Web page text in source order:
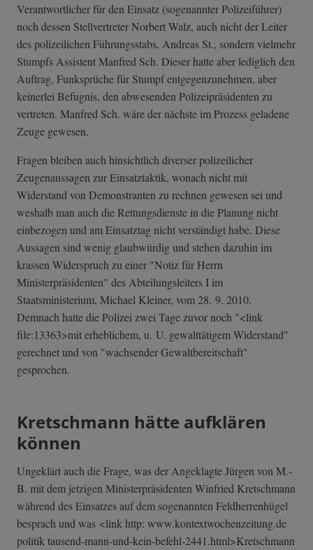
Verantwortlicher für den Einsatz (sogenannter Polizeiführer)
noch dessen Stellvertreter Norbert Walz, auch nicht der Leiter
des polizeilichen Führungsstabs, Andreas St., sondern vielmehr
Stumpfs Assistent Manfred Sch. Dieser hatte aber lediglich den
Auftrag, Funksprüche für Stumpf entgegenzunehmen, aber
keinerlei Befugnis, den abwesenden Polizeipräsidenten zu
vertreten. Manfred Sch. wäre der nächste im Prozess geladene
Zeuge gewesen.
Fragen bleiben auch hinsichtlich diverser polizeilicher
Zeugenaussagen zur Einsatztaktik, wonach nicht mit
Widerstand von Demonstranten zu rechnen gewesen sei und
weshalb man auch die Rettungsdienste in die Planung nicht
einbezogen und am Einsatztag nicht verständigt habe. Diese
Aussagen sind wenig glaubwürdig und stehen dazuhin im
krassen Widerspruch zu einer "Notiz für Herrn
Ministerpräsidenten" des Abteilungsleiters I im
Staatsministerium, Michael Kleiner, vom 28. 9. 2010.
Demnach hatte die Polizei zwei Tage zuvor noch "<link
file:13363>mit erheblichem, u. U. gewalttätigem Widerstand"
gerechnet und von "wachsender Gewaltbereitschaft"
gesprochen.
Kretschmann hätte aufklären
können
Ungeklärt auch die Frage, was der Angeklagte Jürgen von M.-
B. mit dem jetzigen Ministerpräsidenten Winfried Kretschmann
während des Einsatzes auf dem sogenannten Feldherrenhügel
besprach und was <link http: www.kontextwochenzeitung.de
politik tausend-mann-un­d-kein-befehl-2­441.html>Kretsc­hmann